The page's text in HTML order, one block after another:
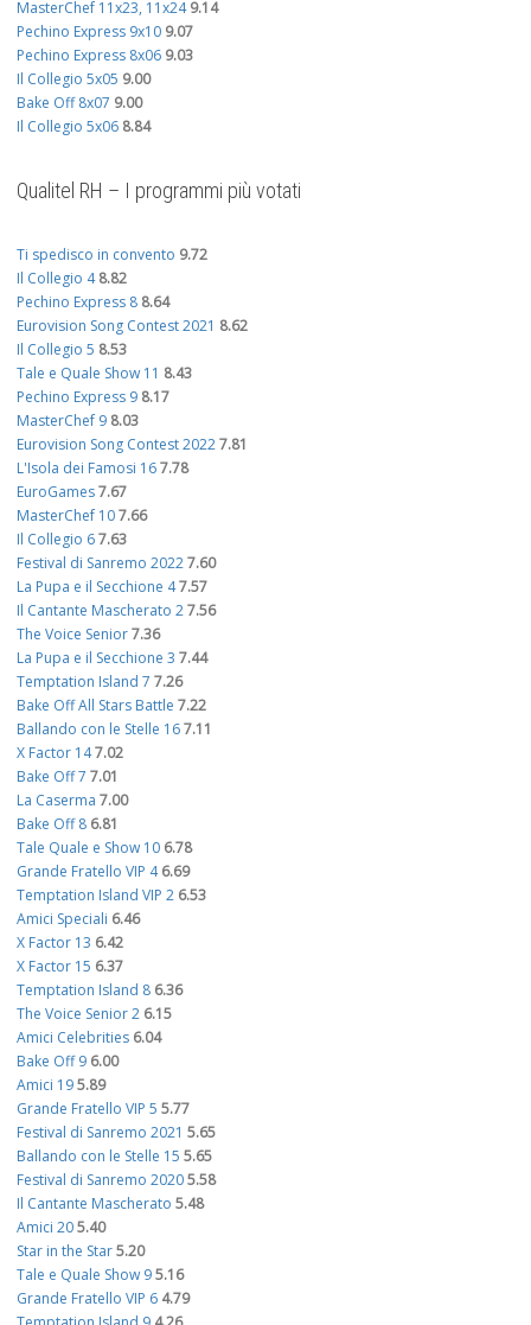
MasterChef 11x23, 11x24 9.14
Pechino Express 9x10 9.07
Pechino Express 8x06 9.03
Il Collegio 5x05 9.00
Bake Off 8x07 9.00
Il Collegio 5x06 8.84
Qualitel RH – I programmi più votati
Ti spedisco in convento 9.72
Il Collegio 4 8.82
Pechino Express 8 8.64
Eurovision Song Contest 2021 8.62
Il Collegio 5 8.53
Tale e Quale Show 11 8.43
Pechino Express 9 8.17
MasterChef 9 8.03
Eurovision Song Contest 20227.81
L'Isola dei Famosi 167.78
EuroGames7.67
MasterChef 107.66
Il Collegio 67.63
Festival di Sanremo 20227.60
La Pupa e il Secchione 47.57
Il Cantante Mascherato 27.56
The Voice Senior7.36
La Pupa e il Secchione 3 7.44
Temptation Island 7 7.26
Bake Off All Stars Battle 7.22
Ballando con le Stelle 167.11
X Factor 147.02
Bake Off 7 7.01
La Caserma 7.00
Bake Off 8 6.81
Tale Quale e Show 10 6.78
Grande Fratello VIP 4 6.69
Temptation Island VIP 2 6.53
Amici Speciali 6.46
X Factor 13 6.42
X Factor 15 6.37
Temptation Island 8 6.36
The Voice Senior 2 6.15
Amici Celebrities 6.04
Bake Off 9 6.00
Amici 195.89
Grande Fratello VIP 5 5.77
Festival di Sanremo 2021 5.65
Ballando con le Stelle 15 5.65
Festival di Sanremo 20205.58
Il Cantante Mascherato 5.48
Amici 205.40
Star in the Star5.20
Tale e Quale Show 95.16
Grande Fratello VIP 6 4.79